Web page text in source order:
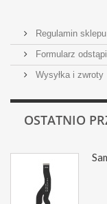
Regulamin sklepu
Formularz
Wysyłka i zwroty
OSTATNIO